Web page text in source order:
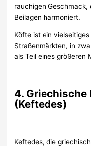
rauchigen Geschmack,
Beilagen harmoniert.
Köfte ist ein
Straßenmärkten, in
als Teil eines größeren
4. Griechische
(Keftedes)
Keftedes, die